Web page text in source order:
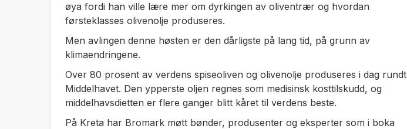
øya fordi han ville lære mer om dyrkingen av oliventrær og hvordan
førsteklasses olivenolje produseres.
Men avlingen denne høsten er den dårligste på lang tid, på grunn av
klimaendringene.
Over 80 prosent av verdens spiseoliven og olivenolje produseres i dag rundt
Middelhavet. Den ypperste oljen regnes som medisinsk kosttilskudd, og
middelhavsdietten er flere ganger blitt kåret til verdens beste.
På Kreta har Bromark møtt bønder, produsenter og eksperter som i boka